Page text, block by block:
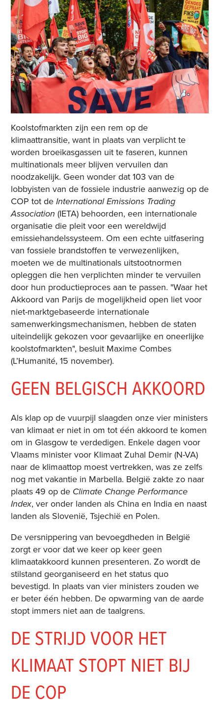
Koolstofmarkten zijn een rem op de
klimaattransitie, want in plaats van verplicht te
worden broeikasgassen uit te faseren, kunnen
multinationals meer blijven vervuilen dan
noodzakelijk. Geen wonder dat 103 van de
lobbyisten van de fossiele industrie aanwezig op de
COP tot de International Emissions Trading
Association (IETA) behoorden, een internationale
organisatie die pleit voor een wereldwijd
emissiehandelssysteem. Om een echte uitfasering
van fossiele brandstoffen te verwezenlijken,
moeten we de multinationals uitstootnormen
opleggen die hen verplichten minder te vervuilen
door hun productieproces aan te passen. "Waar het
Akkoord van Parijs de mogelijkheid open liet voor
niet-marktgebaseerde internationale
samenwerkingsmechanismen, hebben de staten
uiteindelijk gekozen voor gevaarlijke en oneerlijke
koolstofmarkten", besluit Maxime Combes
(L’Humanité, 15 november).
GEEN BELGISCH AKKOORD
Als klap op de vuurpijl slaagden onze vier ministers
van klimaat er niet in om tot één akkoord te komen
om in Glasgow te verdedigen. Enkele dagen voor
Vlaams minister voor Klimaat Zuhal Demir (N-VA)
naar de klimaattop moest vertrekken, was ze zelfs
nog met vakantie in Marbella. België zakte zo naar
plaats 49 op de Climate Change Performance
Index, ver onder landen als China en India en naast
landen als Slovenië, Tsjechië en Polen.
De versnippering van bevoegdheden in België
zorgt er voor dat we keer op keer geen
klimaatakkoord kunnen presenteren. Zo wordt de
stilstand georganiseerd en het status quo
bevestigd. In plaats van vier ministers zouden we
er beter één hebben. De opwarming van de aarde
stopt immers niet aan de taalgrens.
DE STRIJD VOOR HET
KLIMAAT STOPT NIET BIJ
DE COP